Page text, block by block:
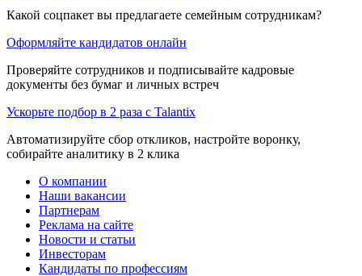
Какой соцпакет вы предлагаете семейным сотрудникам?
Оформляйте кандидатов онлайн
Проверяйте сотрудников и подписывайте кадровые
документы без бумаг и личных встреч
Ускорьте подбор в 2 раза с Talantix
Автоматизируйте сбор откликов, настройте воронку,
собирайте аналитику в 2 клика
О компании
Наши вакансии
Партнерам
Реклама на сайте
Новости и статьи
Инвесторам
Кандидаты по профессиям